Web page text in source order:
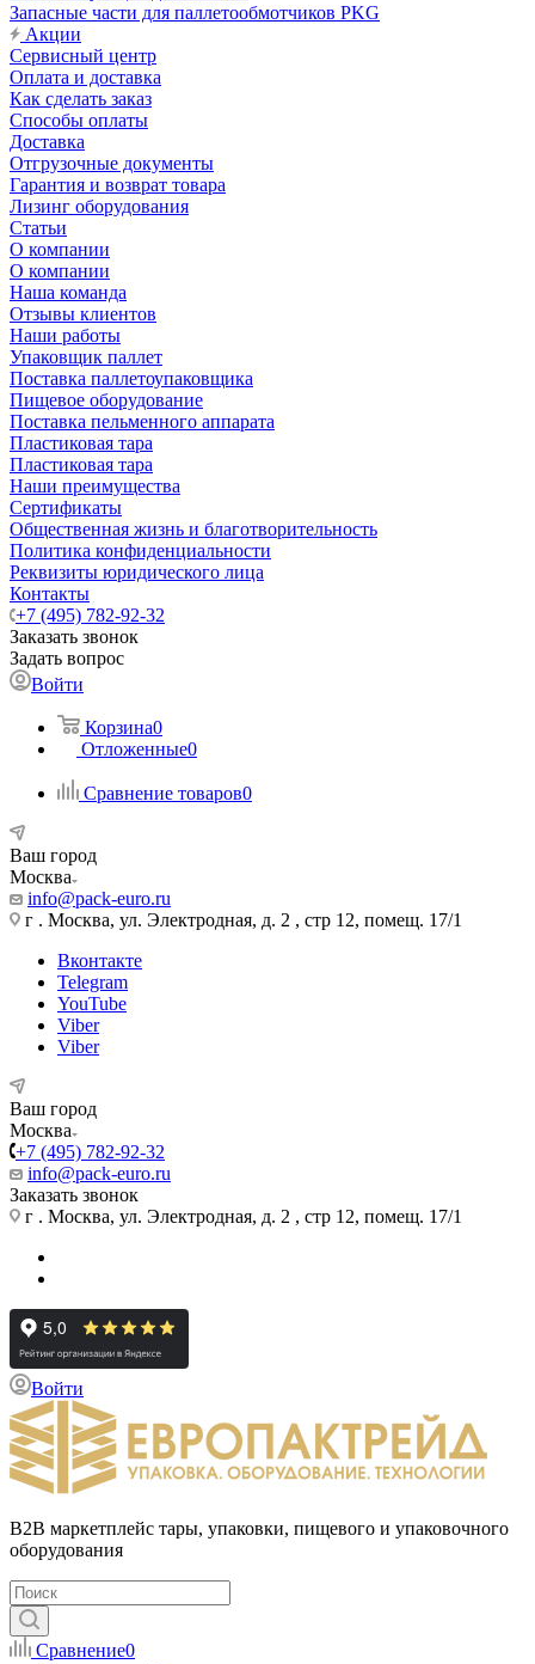
Запасные части для паллетообмотчиков PKG
Акции
Сервисный центр
Оплата и доставка
Как сделать заказ
Способы оплаты
Доставка
Отгрузочные документы
Гарантия и возврат товара
Лизинг оборудования
Статьи
О компании
О компании
Наша команда
Отзывы клиентов
Наши работы
Упаковщик паллет
Поставка паллетоупаковщика
Пищевое оборудование
Поставка пельменного аппарата
Пластиковая тара
Пластиковая тара
Наши преимущества
Сертификаты
Общественная жизнь и благотворительность
Политика конфиденциальности
Реквизиты юридического лица
Контакты
+7 (495) 782-92-32
Заказать звонок
Задать вопрос
Войти
Корзина0
Отложенные0
Сравнение товаров0
Ваш город
Москва
info@pack-euro.ru
г . Москва, ул. Электродная, д. 2 , стр 12, помещ. 17/1
Вконтакте
Telegram
YouTube
Viber
Viber
Ваш город
Москва
+7 (495) 782-92-32
info@pack-euro.ru
Заказать звонок
г . Москва, ул. Электродная, д. 2 , стр 12, помещ. 17/1
Войти
B2B маркетплейс тары, упаковки, пищевого и упаковочного
оборудования
Сравнение0